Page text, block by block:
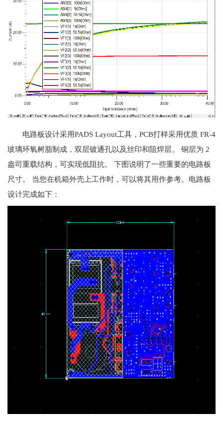
电路板设计采用PADS Layout工具，PCB打样采用优质 FR-4
玻璃环氧树脂制成，双层镀通孔以及丝印和阻焊层。 铜层为 2
盎司重载结构，可实现低阻抗。 下图说明了一些重要的电路板
尺寸。 当您在机箱外壳上工作时，可以将其用作参考。电路板
设计完成如下：